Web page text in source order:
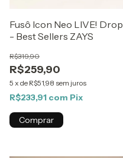
Fusô Icon Neo LIVE! Drop
- Best Sellers ZAYS
R$259,90
R$319,90
5 x de R$51,98 sem juros
R$233,91 com Pix
Comprar